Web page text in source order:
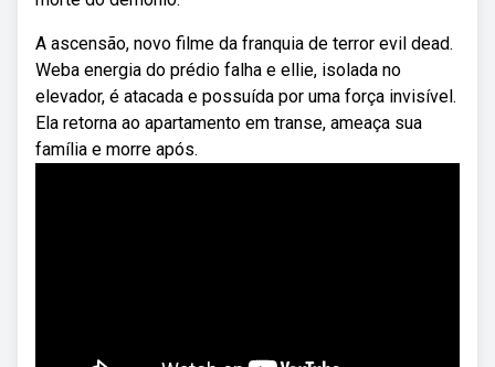
A ascensão, novo filme da franquia de terror evil dead.
Weba energia do prédio falha e ellie, isolada no
elevador, é atacada e possuída por uma força invisível.
Ela retorna ao apartamento em transe, ameaça sua
família e morre após.